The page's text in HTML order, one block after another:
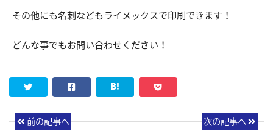
その他にも名刺などもライメックスで印刷できます！
どんな事でもお問い合わせください！
前の記事へ 次の記事へ